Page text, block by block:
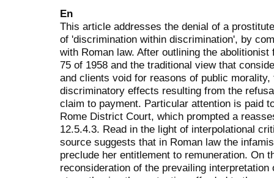
En
This article addresses the denial of a
of 'discrimination within discrimination', by
with Roman law. After outlining the
75 of 1958 and the traditional view that
and clients void for reasons of public
discriminatory effects resulting from the
claim to payment. Particular attention is paid
Rome District Court, which prompted a
12.5.4.3. Read in the light of interpolational
source suggests that in Roman law the
preclude her entitlement to remuneration. On
reconsideration of the prevailing